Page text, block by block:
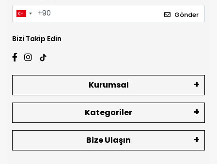
Gönder
Bizi Takip Edin
Kurumsal
Kategoriler
Bize Ulaşın